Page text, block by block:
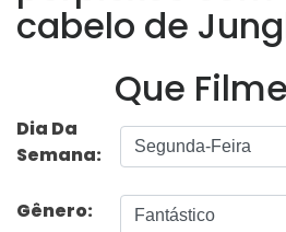
cabelo de
Que
Dia Da
Semana:
Gênero: